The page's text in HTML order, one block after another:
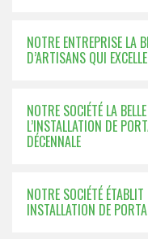
NOTRE ENTREPRISE LA
D’ARTISANS QUI
NOTRE SOCIÉTÉ LA
L’INSTALLATION DE
DÉCENNALE
NOTRE SOCIÉTÉ
INSTALLATION DE